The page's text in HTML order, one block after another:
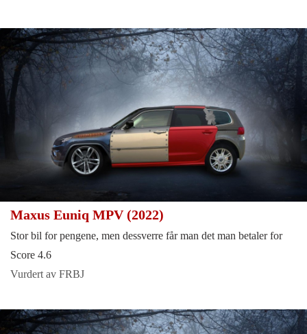
Maxus Euniq MPV (2022)
Stor bil for pengene, men dessverre får man det man betaler for
Score 4.6
Vurdert av FRBJ